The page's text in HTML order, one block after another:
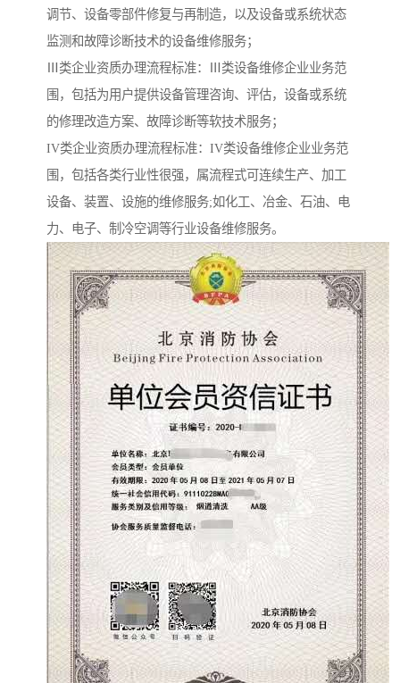
调节、设备零部件修复与再制造，以及设备或系统状态
监测和故障诊断技术的设备维修服务；
Ⅲ类企业资质办理流程标准：Ⅲ类设备维修企业业务范
围，包括为用户提供设备管理咨询、评估，设备或系统
的修理改造方案、故障诊断等软技术服务；
IV类企业资质办理流程标准：IV类设备维修企业业务范
围，包括各类行业性很强，属流程式可连续生产、加工
设备、装置、设施的维修服务;如化工、冶金、石油、电
力、电子、制冷空调等行业设备维修服务。